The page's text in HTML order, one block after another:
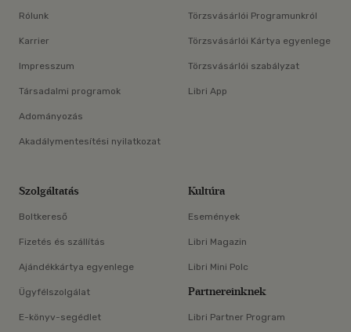
Rólunk
Karrier
Impresszum
Társadalmi programok
Adományozás
Akadálymentesítési nyilatkozat
Törzsvásárlói Programunkról
Törzsvásárlói Kártya egyenlege
Törzsvásárlói szabályzat
Libri App
Szolgáltatás
Boltkereső
Fizetés és szállítás
Ajándékkártya egyenlege
Ügyfélszolgálat
E-könyv-segédlet
Kultúra
Események
Libri Magazin
Libri Mini Polc
Partnereinknek
Libri Partner Program